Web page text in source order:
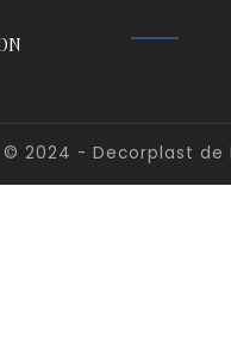
© 2024 - Decorplast de